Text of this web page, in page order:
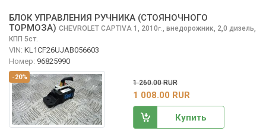
-20%
БЛОК УПРАВЛЕНИЯ РУЧНИКА (СТОЯНОЧНОГО
ТОРМОЗА) CHEVROLET CAPTIVA 1, 2010г. внедорожник, 2,0 дизель,
КПП 5ст.
VIN: KL1CF26UJAB056603
Номер: 96825990
1 260.00 RUR
1 008.00 RUR
Купить